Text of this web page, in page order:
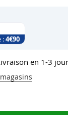
:4€90
en 1-3